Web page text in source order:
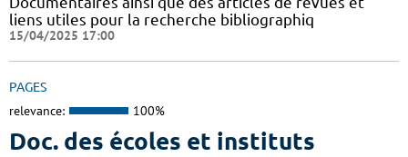
liens utiles pour la recherche bibliographiq
15/04/2025 17:00
PAGES
relevance: 100%
Doc. des écoles et instituts